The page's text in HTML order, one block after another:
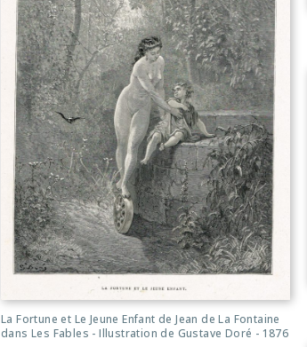
La Fortune et Le Jeune Enfant de Jean de La Fontaine
dans Les Fables - Illustration de Gustave Doré - 1876